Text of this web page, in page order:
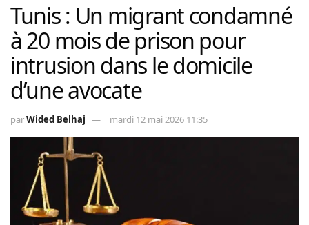
Tunis : Un migrant condamné
à 20 mois de prison pour
intrusion dans le domicile
d’une avocate
parWided Belhaj mardi 12 mai 2026 11:35